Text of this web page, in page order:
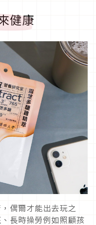
健康
偶爾才能出去玩之
長時操勞例如照顧孩